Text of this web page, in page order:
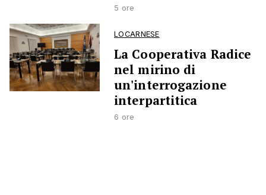
5 ore
LOCARNESE
La Cooperativa Radice
nel mirino di
un'interrogazione
interpartitica
6 ore